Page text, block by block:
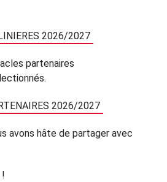
2026/2027
partenaires
2026/2027
avons hâte de partager avec